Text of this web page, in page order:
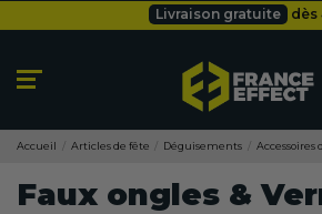
Livraison gratuite dès
Livraison gratuite dès
Accueil Articles de fête Déguisements
Faux ongles &